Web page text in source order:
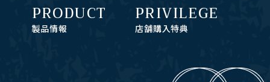
PRODUCT
製品情報
PRIVILEGE
店舗購入特典